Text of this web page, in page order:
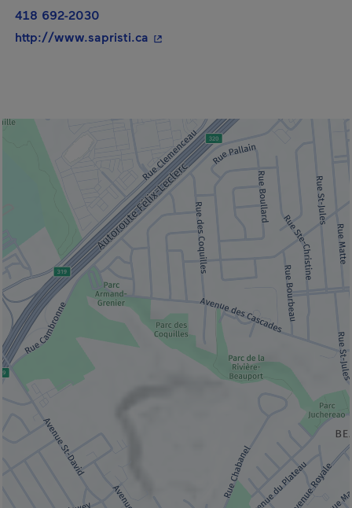
418 692-2030
http://www.sapristi.ca - Cet hyperlien s'ouvrira dans